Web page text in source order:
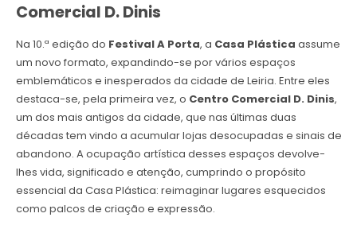
Comercial D. Dinis
Na 10.ª edição do Festival A Porta, a Casa Plástica assume
um novo formato, expandindo-se por vários espaços
emblemáticos e inesperados da cidade de Leiria. Entre eles
destaca-se, pela primeira vez, o Centro Comercial D. Dinis,
um dos mais antigos da cidade, que nas últimas duas
décadas tem vindo a acumular lojas desocupadas e sinais de
abandono. A ocupação artística desses espaços devolve-
lhes vida, significado e atenção, cumprindo o propósito
essencial da Casa Plástica: reimaginar lugares esquecidos
como palcos de criação e expressão.